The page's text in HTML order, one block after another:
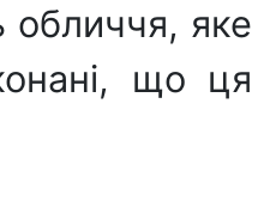
обличчя, яке
що ця